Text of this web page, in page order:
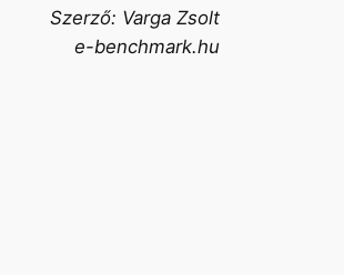
Szerző: Varga Zsolt
e-benchmark.hu